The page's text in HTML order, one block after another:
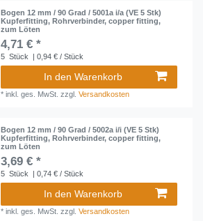
Bogen 12 mm / 90 Grad / 5001a i/a (VE 5 Stk)
Kupferfitting, Rohrverbinder, copper fitting,
zum Löten
4,71 € *
5 Stück | 0,94 € / Stück
In den Warenkorb
*inkl. ges. MwSt. zzgl.Versandkosten
Bogen 12 mm / 90 Grad / 5002a i/i (VE 5 Stk)
Kupferfitting, Rohrverbinder, copper fitting,
zum Löten
3,69 € *
5 Stück | 0,74 € / Stück
In den Warenkorb
*inkl. ges. MwSt. zzgl.Versandkosten